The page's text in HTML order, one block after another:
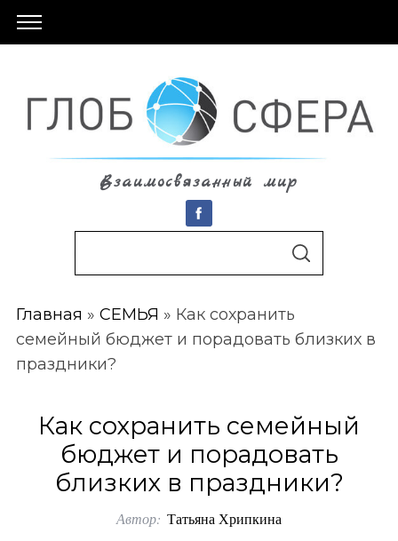
Взаимосвязанный мир
r
c
h
o
r
:
S
Главная » СЕМЬЯ » Как сохранить
семейный бюджет и порадовать близких в
праздники?
Как сохранить семейный
бюджет и порадовать
близких в праздники?
Автор: Татьяна Хрипкина